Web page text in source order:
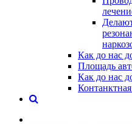
Как до нас
Площадь
Как до нас